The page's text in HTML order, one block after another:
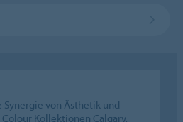
von Ästhetik und
Kollektionen Calgary,